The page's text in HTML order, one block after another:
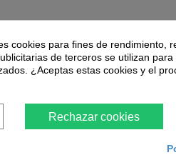
Añadir al carrito
Accesorios
cookies para fines de rendimiento,
de terceros se utilizan
¿Aceptas estas cookies y el
Rechazar cookies